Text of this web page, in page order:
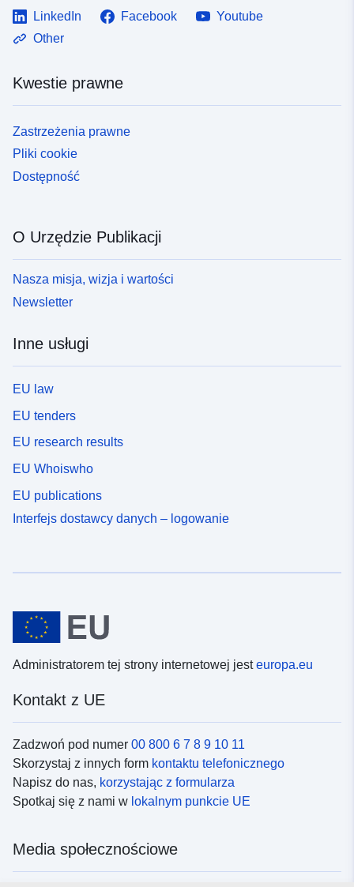
LinkedIn Facebook
Youtube
Other
Kwestie prawne
Zastrzeżenia prawne
Pliki cookie
Dostępność
O Urzędzie Publikacji
Nasza misja, wizja i wartości
Newsletter
Inne usługi
EU law
EU tenders
EU research results
EU Whoiswho
EU publications
Interfejs dostawcy danych – logowanie
Administratorem tej strony internetowej jesteuropa.eu
Kontakt z UE
Zadzwoń pod numer 00 800 6 7 8 9 10 11
Skorzystaj z innych form kontaktu telefonicznego
Napisz do nas, korzystając z formularza
Spotkaj się z nami w lokalnym punkcie UE
Media społecznościowe